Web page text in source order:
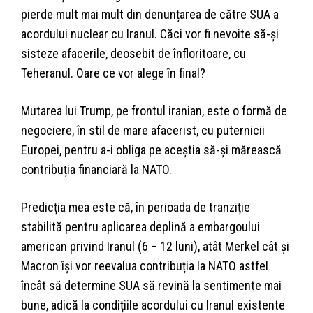
pierde mult mai mult din denunțarea de către SUA a
acordului nuclear cu Iranul. Căci vor fi nevoite să-și
sisteze afacerile, deosebit de înfloritoare, cu
Teheranul. Oare ce vor alege în final?
Mutarea lui Trump, pe frontul iranian, este o formă de
negociere, în stil de mare afacerist, cu puternicii
Europei, pentru a-i obliga pe aceștia să-și mărească
contribuția financiară la NATO.
Predicția mea este că, în perioada de tranziție
stabilită pentru aplicarea deplină a embargoului
american privind Iranul (6 – 12 luni), atât Merkel cât și
Macron își vor reevalua contribuția la NATO astfel
încât să determine SUA să revină la sentimente mai
bune, adică la condițiile acordului cu Iranul existente